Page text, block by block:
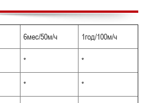
6мес/50м/ч
1год/100м/ч
*
*
*
*